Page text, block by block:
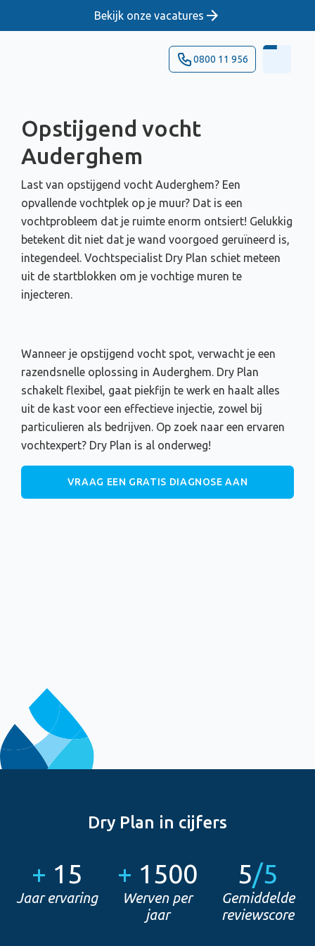
Bekijk onze vacatures
0800 11 956
Opstijgend vocht
Auderghem
Last van opstijgend vocht Auderghem? Een
opvallende vochtplek op je muur? Dat is een
vochtprobleem dat je ruimte enorm ontsiert! Gelukkig
betekent dit niet dat je wand voorgoed geruïneerd is,
integendeel. Vochtspecialist Dry Plan schiet meteen
uit de startblokken om je vochtige muren te
injecteren.
Wanneer je opstijgend vocht spot, verwacht je een
razendsnelle oplossing in Auderghem. Dry Plan
schakelt flexibel, gaat piekfijn te werk en haalt alles
uit de kast voor een effectieve injectie, zowel bij
particulieren als bedrijven. Op zoek naar een ervaren
vochtexpert? Dry Plan is al onderweg!
VRAAG EEN GRATIS DIAGNOSE AAN
Dry Plan in cijfers
+ 15
Jaar ervaring
+ 1500
Werven per
jaar
5/5
Gemiddelde
reviewscore